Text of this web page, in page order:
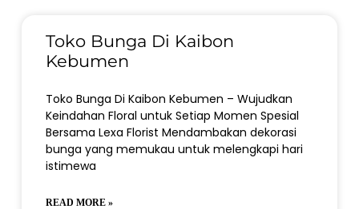
Toko Bunga Di Kaibon
Kebumen
Toko Bunga Di Kaibon Kebumen – Wujudkan
Keindahan Floral untuk Setiap Momen Spesial
Bersama Lexa Florist Mendambakan dekorasi
bunga yang memukau untuk melengkapi hari
istimewa
READ MORE »